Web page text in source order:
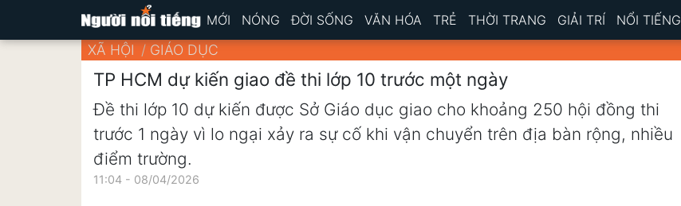
MỚI NÓNG ĐỜI SỐNG VĂN HÓA TRẺ THỜI TRANG GIẢI TRÍ NỔI TIẾNG
XÃ HỘI GIÁO DỤC
TP HCM dự kiến giao đề thi lớp 10 trước một ngày
Đề thi lớp 10 dự kiến được Sở Giáo dục giao cho khoảng 250 hội đồng thi
trước 1 ngày vì lo ngại xảy ra sự cố khi vận chuyển trên địa bàn rộng, nhiều
điểm trường.
11:04 - 08/04/2026